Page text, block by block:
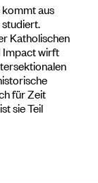
kommt aus
Katholischen
Impact wirft
für Zeit
sie Teil